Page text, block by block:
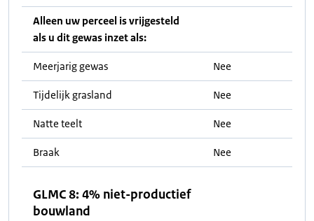
Alleen uw perceel is vrijgesteld
als u dit gewas inzet als:
Meerjarig gewas Nee
Tijdelijk grasland Nee
Natte teelt Nee
Braak Nee
GLMC 8: 4% niet-productief
bouwland